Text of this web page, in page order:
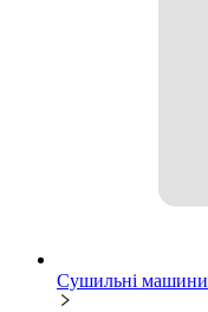
Сушильні машини